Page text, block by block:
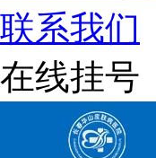
联系我们
在线挂号